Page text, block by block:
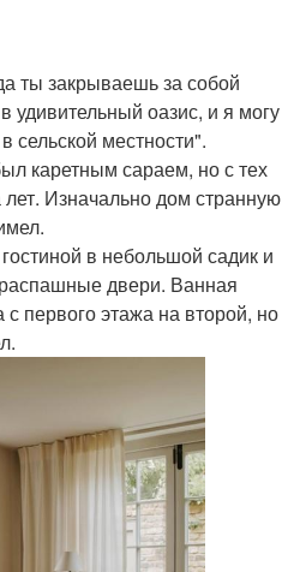
ты закрываешь за собой
удивительный оазис, и я могу
сельской местности".
каретным сараем, но с тех
Изначально дом странную
в небольшой садик и
двери. Ванная
первого этажа на второй, но